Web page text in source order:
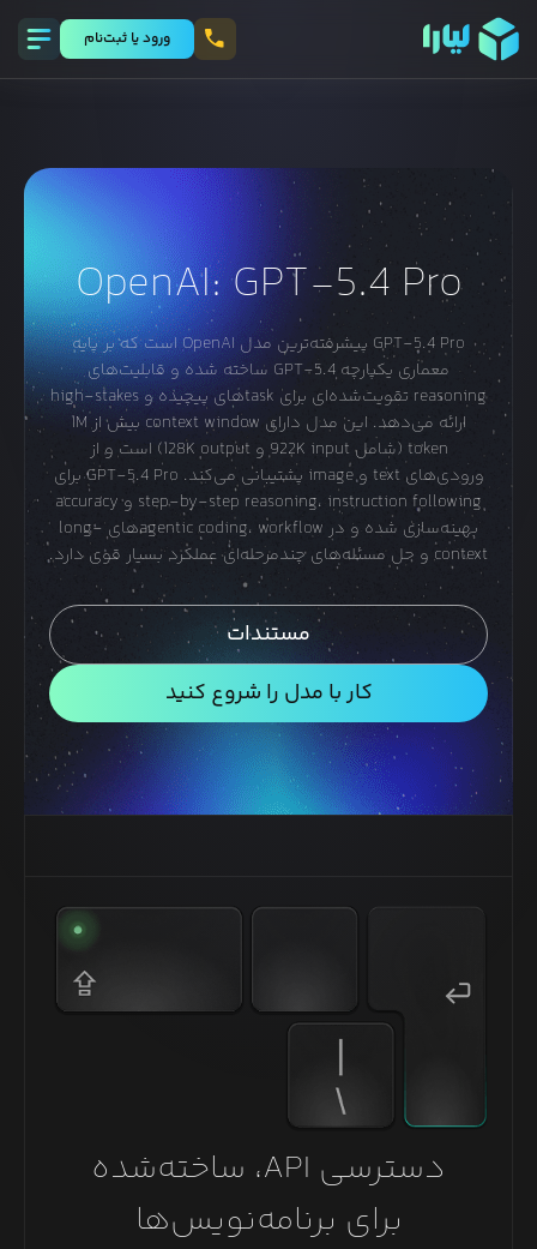
ورود يا ثبت‌نام
OpenAI: GPT-5.4 Pro
GPT-5.4 Pro پیشرفته‌ترین مدل OpenAI است که بر پایه
معماری یکپارچه GPT-5.4 ساخته شده و قابلیت‌های
reasoning تقویت‌شده‌ای برای taskهای پیچیده و high-stakes
ارائه می‌دهد. این مدل دارای context window بیش از 1M
token (شامل 922K input و 128K output) است و از
ورودی‌های text و image پشتیبانی می‌کند. GPT-5.4 Pro برای
step-by-step reasoning، instruction following و accuracy
بهینه‌سازی شده و در agentic coding، workflowهای long-
context و حل مسئله‌های چندمرحله‌ای عملکرد بسیار قوی دارد.
مستندات
کار با مدل را شروع کنید
دسترسی API، ساخته‌شده
برای برنامه‌نویس‌ها